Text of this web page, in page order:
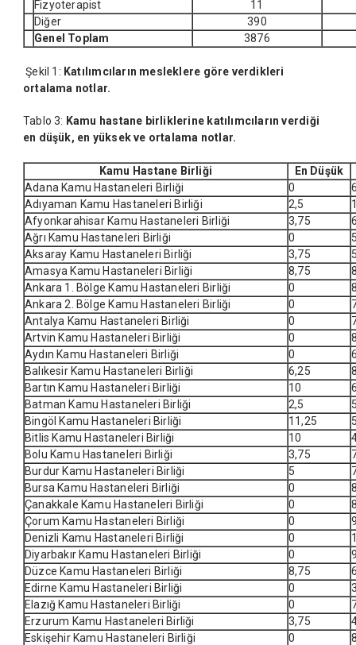
Fizyoterapist
11
Diğer
390
Genel Toplam
3876
Şekil 1: Katılımcıların mesleklere göre verdikleri
ortalama notlar.
Tablo 3: Kamu hastane birliklerine katılımcıların verdiği
en düşük, en yüksek ve ortalama notlar.
Kamu Hastane Birliği
En Düşük
Adana Kamu Hastaneleri Birliği
0
Adıyaman Kamu Hastaneleri Birliği
2,5
Afyonkarahisar Kamu Hastaneleri Birliği
3,75
Ağrı Kamu Hastaneleri Birliği
0
Aksaray Kamu Hastaneleri Birliği
3,75
Amasya Kamu Hastaneleri Birliği
8,75
Ankara 1. Bölge Kamu Hastaneleri Birliği
0
Ankara 2. Bölge Kamu Hastaneleri Birliği
0
Antalya Kamu Hastaneleri Birliği
0
Artvin Kamu Hastaneleri Birliği
0
Aydın Kamu Hastaneleri Birliği
0
Balıkesir Kamu Hastaneleri Birliği
6,25
Bartın Kamu Hastaneleri Birliği
10
Batman Kamu Hastaneleri Birliği
2,5
Bingöl Kamu Hastaneleri Birliği
11,25
Bitlis Kamu Hastaneleri Birliği
10
Bolu Kamu Hastaneleri Birliği
3,75
Burdur Kamu Hastaneleri Birliği
5
Bursa Kamu Hastaneleri Birliği
0
Çanakkale Kamu Hastaneleri Birliği
0
Çorum Kamu Hastaneleri Birliği
0
Denizli Kamu Hastaneleri Birliği
0
Diyarbakır Kamu Hastaneleri Birliği
0
Düzce Kamu Hastaneleri Birliği
8,75
Edirne Kamu Hastaneleri Birliği
0
Elazığ Kamu Hastaneleri Birliği
0
Erzurum Kamu Hastaneleri Birliği
3,75
Eskişehir Kamu Hastaneleri Birliği
0